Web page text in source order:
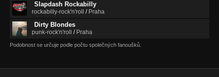
Slapdash Rockabilly
rockabilly-rock'n'roll / Praha
Dirty Blondes
punk-rock'n'roll / Praha
Podobnost se určuje podle počtu společných fanoušků.